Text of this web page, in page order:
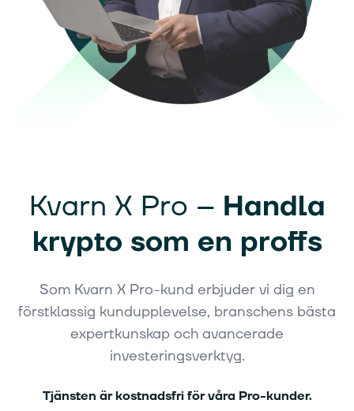
Kvarn X Pro – Handla
krypto som en proffs
Som Kvarn X Pro-kund erbjuder vi dig en
förstklassig kundupplevelse, branschens bästa
expertkunskap och avancerade
investeringsverktyg.
Tjänsten är kostnadsfri för våra Pro-kunder.